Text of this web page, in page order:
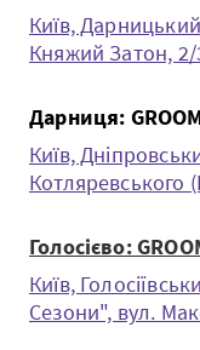
Київ,
Княжий Затон, 2/
Дарниця:
Київ,
Котляревського
Голосієво:
Київ,
Сезони", вул.